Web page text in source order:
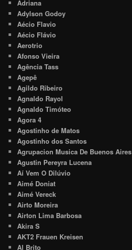
Adriana
Adylson Godoy
Aécio Flavio
Aécio Flávio
Aerotrio
Afonso Vieira
Agência Tass
Agepê
Agildo Ribeiro
Agnaldo Rayol
Agnaldo Timóteo
Agora 4
Agostinho de Matos
Agostinho dos Santos
Agrupacion Musica De Buenos Aires
Agustin Pereyra Lucena
Aí Vem O Dilúvio
Aimé Doniat
Aimé Vereck
Airto Moreira
Airton Lima Barbosa
Akira S
AKT2 Frauen Kreisen
Al Brito